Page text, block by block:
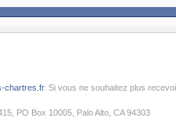
chartres.fr. Si vous ne souhaitez plus
PO Box 10005, Palo Alto, CA 94303